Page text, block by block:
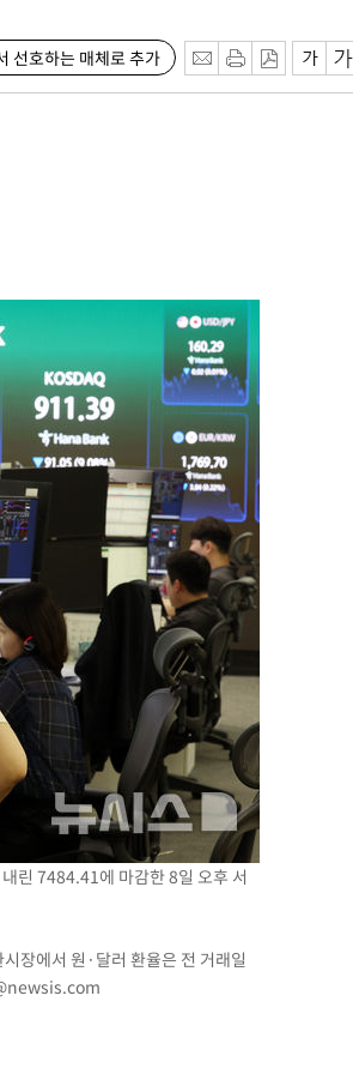
선호하는 매체로 추가
린 7484.41에 마감한 8일 오후 서
장에서 원·달러 환율은 전 거래일